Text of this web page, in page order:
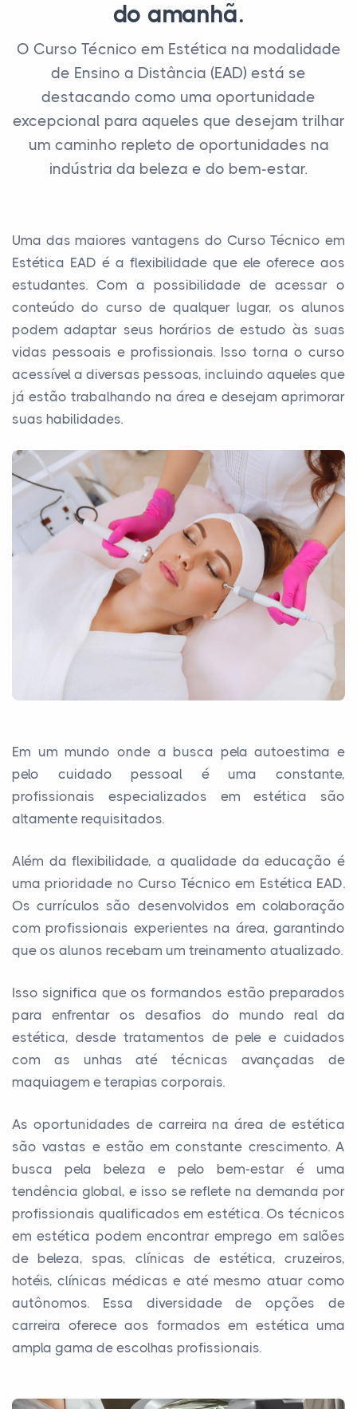
do amanhã.
O Curso Técnico em Estética na modalidade
de Ensino a Distância (EAD) está se
destacando como uma oportunidade
excepcional para aqueles que desejam trilhar
um caminho repleto de oportunidades na
indústria da beleza e do bem-estar.
Uma das maiores vantagens do Curso Técnico em
Estética EAD é a flexibilidade que ele oferece aos
estudantes. Com a possibilidade de acessar o
conteúdo do curso de qualquer lugar, os alunos
podem adaptar seus horários de estudo às suas
vidas pessoais e profissionais. Isso torna o curso
acessível a diversas pessoas, incluindo aqueles que
já estão trabalhando na área e desejam aprimorar
suas habilidades.
Em um mundo onde a busca pela autoestima e
pelo cuidado pessoal é uma constante,
profissionais especializados em estética são
altamente requisitados.
Além da flexibilidade, a qualidade da educação é
uma prioridade no Curso Técnico em Estética EAD.
Os currículos são desenvolvidos em colaboração
com profissionais experientes na área, garantindo
que os alunos recebam um treinamento atualizado.
Isso significa que os formandos estão preparados
para enfrentar os desafios do mundo real da
estética, desde tratamentos de pele e cuidados
com as unhas até técnicas avançadas de
maquiagem e terapias corporais.
As oportunidades de carreira na área de estética
são vastas e estão em constante crescimento. A
busca pela beleza e pelo bem-estar é uma
tendência global, e isso se reflete na demanda por
profissionais qualificados em estética. Os técnicos
em estética podem encontrar emprego em salões
de beleza, spas, clínicas de estética, cruzeiros,
hotéis, clínicas médicas e até mesmo atuar como
autônomos. Essa diversidade de opções de
carreira oferece aos formados em estética uma
ampla gama de escolhas profissionais.